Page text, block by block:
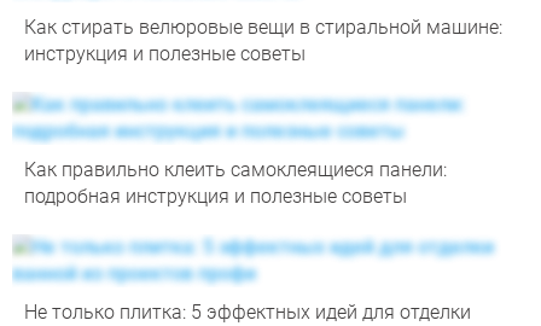
Как стирать велюровые вещи в стиральной машине:
инструкция и полезные советы
Как правильно клеить самоклеящиеся панели:
подробная инструкция и полезные советы
Не только плитка: 5 эффектных идей для отделки